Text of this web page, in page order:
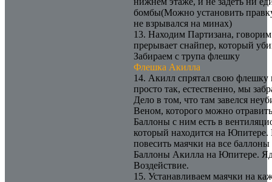
бомбы(Можно установить
не взрывался на минах)
13. Находим Партизана,
прерывает снайпер, который
Забираем с трупа флешку
Флешка Акилла
14. Акилл спрятал свою флешку
просто так, естественно, мы
Дело в том, что там завелся
Веном, которого можно
Баллоны с ним есть в
который находится на
повесить маячки на все баллоны
Баллоны Акилла на Юпитере.
Воздействие.
15. Устанавливаем маячки на